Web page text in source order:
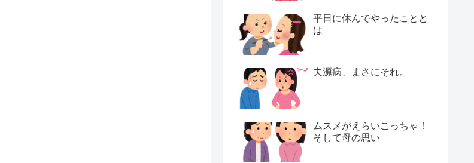
平日に休んでやったことと
は
夫源病、まさにそれ。
ムスメがえらいこっちゃ！
そして母の思い